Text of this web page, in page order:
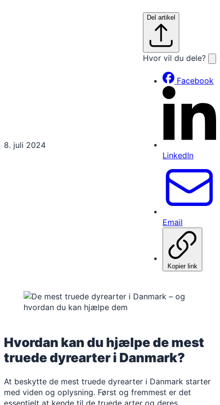
8. juli 2024
Del artikel
Hvor vil du dele?
Facebook
LinkedIn
Email
Kopier link
Hvordan kan du hjælpe de mest
truede dyrearter i Danmark?
At beskytte de mest truede dyrearter i Danmark starter
med viden og oplysning. Først og fremmest er det